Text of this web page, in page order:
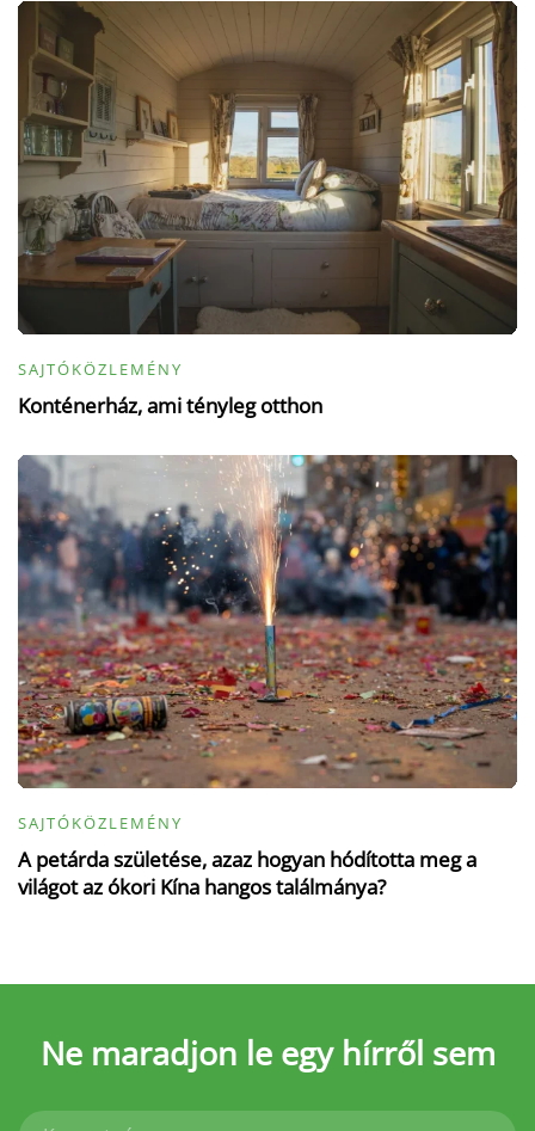
SAJTÓKÖZLEMÉNY
Konténerház, ami tényleg otthon
SAJTÓKÖZLEMÉNY
A petárda születése, azaz hogyan hódította meg a
világot az ókori Kína hangos találmánya?
Ne maradjon le egy hírről sem